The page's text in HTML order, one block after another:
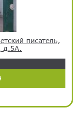
писатель,
д.5А.